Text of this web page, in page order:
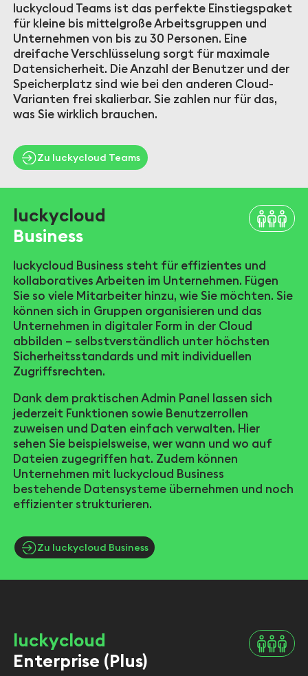
luckycloud Teams ist das perfekte Einstiegspaket
für kleine bis mittelgroße Arbeitsgruppen und
Unternehmen von bis zu 30 Personen. Eine
dreifache Verschlüsselung sorgt für maximale
Datensicherheit. Die Anzahl der Benutzer und der
Speicherplatz sind wie bei den anderen Cloud-
Varianten frei skalierbar. Sie zahlen nur für das,
was Sie wirklich brauchen.
Zu luckycloud Teams
luckycloud
Business
luckycloud Business steht für effizientes und
kollaboratives Arbeiten im Unternehmen. Fügen
Sie so viele Mitarbeiter hinzu, wie Sie möchten. Sie
können sich in Gruppen organisieren und das
Unternehmen in digitaler Form in der Cloud
abbilden – selbstverständlich unter höchsten
Sicherheitsstandards und mit individuellen
Zugriffsrechten.
Dank dem praktischen Admin Panel lassen sich
jederzeit Funktionen sowie Benutzerrollen
zuweisen und Daten einfach verwalten. Hier
sehen Sie beispielsweise, wer wann und wo auf
Dateien zugegriffen hat. Zudem können
Unternehmen mit luckycloud Business
bestehende Datensysteme übernehmen und noch
effizienter strukturieren.
Zu luckycloud Business
luckycloud
Enterprise (Plus)